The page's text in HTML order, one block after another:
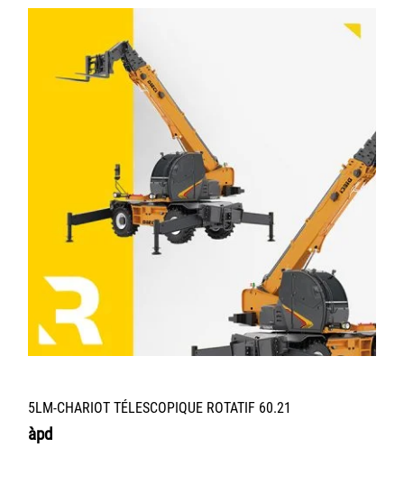
5LM-CHARIOT TÉLESCOPIQUE ROTATIF 60.21
àpd